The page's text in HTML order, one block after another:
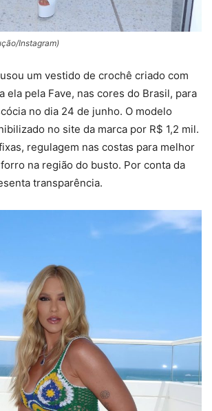
Instagram)
usou um vestido de crochê criado com
ela pela Fave, nas cores do Brasil, para
no dia 24 de junho. O modelo
no site da marca por R$ 1,2 mil.
regulagem nas costas para melhor
na região do busto. Por conta da
transparência.